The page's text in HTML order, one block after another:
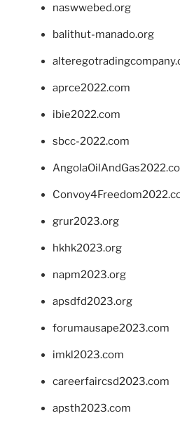
naswwebed.org
balithut-manado.org
aprce2022.com
ibie2022.com
sbcc-2022.com
grur2023.org
hkhk2023.org
napm2023.org
apsdfd2023.org
forumausape2023.com
imkl2023.com
careerfaircsd2023.com
apsth2023.com